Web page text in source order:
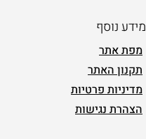
מידע נוסף
מפת אתר
תקנון האתר
מדיניות פרטיות
הצהרת נגישות